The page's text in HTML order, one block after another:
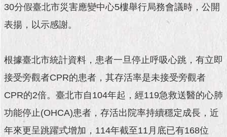
果
市
料
館
發
現
北
30分假臺北市災害應變中心5樓舉行局務會議時，公開
表揚，以示感謝。
根據臺北市統計資料，患者一旦停止呼吸心跳，有立即
接受旁觀者CPR的患者，其存活率是未接受旁觀者
CPR的2倍。臺北市自104年起，經119急救送醫的心肺
功能停止(OHCA)患者，存活出院率持續穩定成長，近
年來更呈跳躍式增加，114年截至11月底已有168位